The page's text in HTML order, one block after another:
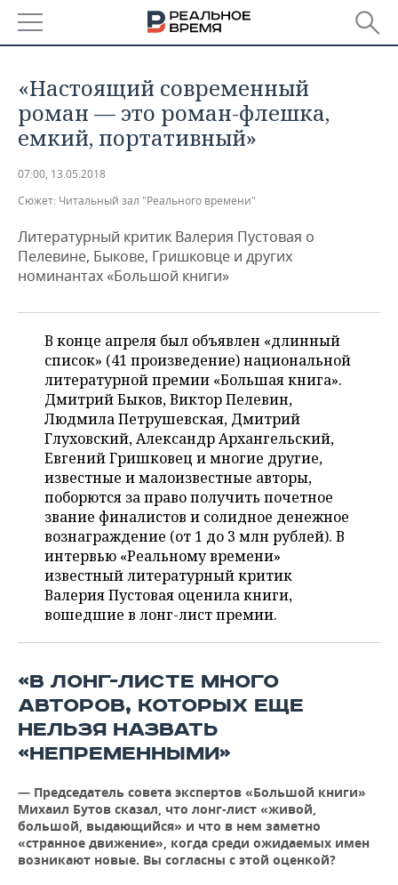
БАШКОРТОСТАН
ТАТАРСТАН
НОВОСТИ
АНАЛИТИКА
ДЕКЛАРАЦИИ О ДОХОДАХ
КОРОЛИ ГОСЗАКАЗА ПФО
ВУЗЫ ТАТАРСТАНА
КОМУ ПРИНАДЛЕЖАТ
ТОРГОВЫЕ ЦЕНТРЫ
ТАТАРСТАНА
НОВОСТИ ЭКОНОМИКИ
ФИНАНСЫ
БАНКИ
БЮДЖЕТ
ИНВЕСТИЦИИ
ПРОМЫШЛЕННОСТЬ
НОВОСТИ
ПРОМЫШЛЕННОСТИ
МАШИНОСТРОЕНИЕ
НЕФТЕХИМИЯ
НЕФТЬ
ОПК
ЭНЕРГЕТИКА
НЕДВИЖИМОСТЬ
НОВОСТИ НЕДВИЖИМОСТИ
АВТО
НОВОСТИ АВТО
БИЗНЕС
НОВОСТИ БИЗНЕСА
РОЗНИЧНАЯ ТОРГОВЛЯ
ТРАНСПОРТ
УСЛУГИ
ТЕХНОЛОГИИ
НОВОСТИ ТЕХНОЛОГИЙ
МЕДИА
ТЕЛЕКОММУНИКАЦИИ
МЕРОПРИЯТИЯ
НОВОСТИ МЕРОПРИЯТИЙ
ВЫЕЗДНАЯ РЕДАКЦИЯ
БИЗНЕС-БРАНЧИ
ONLINE-КОНФЕРЕНЦИИ
СПОРТ
НОВОСТИ СПОРТА
ФУТБОЛ
ХОККЕЙ
ВОЛЕЙБОЛ
ФИГУРНОЕ КАТАНИЕ
ВОДНЫЕ ВИДЫ СПОРТА
ХОККЕЙ С МЯЧОМ
ОБЩЕСТВО
НОВОСТИ ОБЩЕСТВА
ВЛАСТЬ
ИСТОРИЯ
МЕДИЦИНА
ОБРАЗОВАНИЕ
ПРОИСШЕСТВИЯ
ФОТОГАЛЕРЕЯ
СЮЖЕТЫ
СПИСОК ПЕРСОН
СПИСОК КОМПАНИЙ
ПОЛНАЯ ВЕРСИЯ
«Настоящий современный
роман — это роман-флешка,
емкий, портативный»
07:00, 13.05.2018
Сюжет: Читальный зал "Реального времени"
Литературный критик Валерия Пустовая о
Пелевине, Быкове, Гришковце и других
номинантах «Большой книги»
В конце апреля был объявлен «длинный
список» (41 произведение) национальной
литературной премии «Большая книга».
Дмитрий Быков, Виктор Пелевин,
Людмила Петрушевская, Дмитрий
Глуховский, Александр Архангельский,
Евгений Гришковец и многие другие,
известные и малоизвестные авторы,
поборются за право получить почетное
звание финалистов и солидное денежное
вознаграждение (от 1 до 3 млн рублей). В
интервью «Реальному времени»
известный литературный критик
Валерия Пустовая оценила книги,
вошедшие в лонг-лист премии.
«В ЛОНГ-ЛИСТЕ МНОГО
АВТОРОВ, КОТОРЫХ ЕЩЕ
НЕЛЬЗЯ НАЗВАТЬ
«НЕПРЕМЕННЫМИ»
— Председатель совета экспертов «Большой книги»
Михаил Бутов сказал, что лонг-лист «живой,
большой, выдающийся» и что в нем заметно
«странное движение», когда среди ожидаемых имен
возникают новые. Вы согласны с этой оценкой?